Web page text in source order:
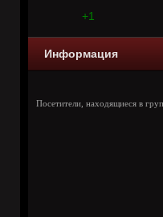
+1
Информация
Посетители, находящиеся в